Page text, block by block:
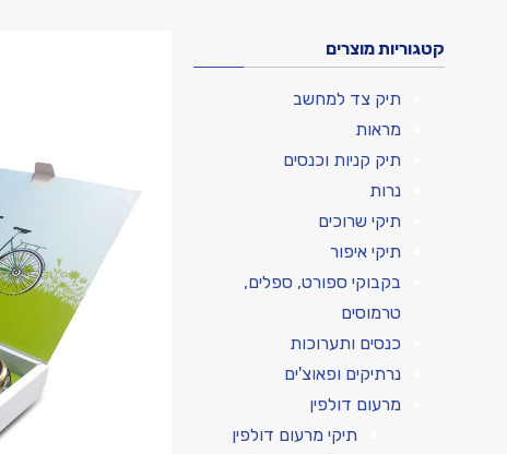
קטגוריות מוצרים
תיק צד למחשב
מראות
תיק קניות וכנסים
נרות
תיקי שרוכים
תיקי איפור
בקבוקי ספורט, ספלים,
טרמוסים
כנסים ותערוכות
נרתיקים ופאוצ'ים
מרעום דולפין
תיקי מרעום דולפין